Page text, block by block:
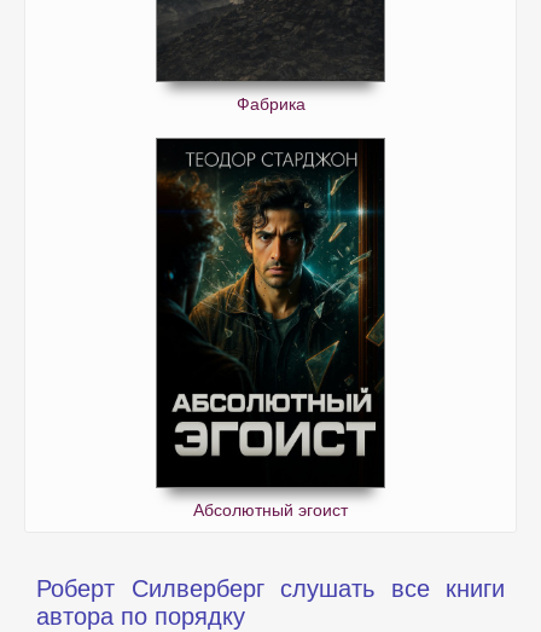
Фабрика
Абсолютный эгоист
Роберт Силверберг слушать все книги
автора по порядку